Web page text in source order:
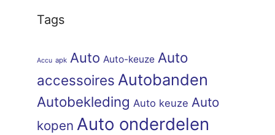
Tags
Accu apk Auto Auto-keuze Auto
accessoires Autobanden
Autobekleding Auto keuze Auto
kopen Auto onderdelen